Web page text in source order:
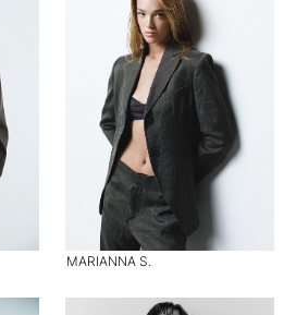
MARIANNA S.